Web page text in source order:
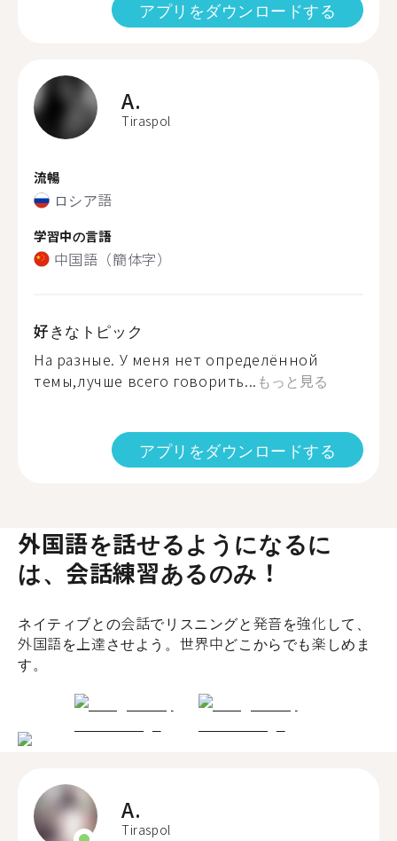
アプリをダウンロードする
A.
Tiraspol
流暢
ロシア語
学習中の言語
中国語（簡体字）
好きなトピック
На разные. У меня нет определённой
темы,лучше всего говорить... もっと見る
アプリをダウンロードする
外国語を話せるようになるに
は、会話練習あるのみ！
ネイティブとの会話でリスニングと発音を強化して、
外国語を上達させよう。世界中どこからでも楽しめま
す。
A.
Tiraspol